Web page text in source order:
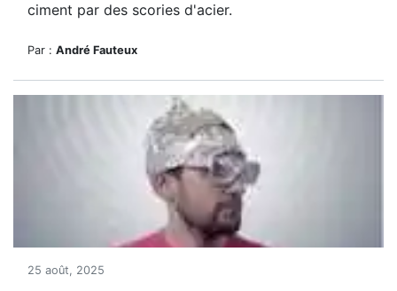
ciment par des scories d'acier.
Par : André Fauteux
25 août, 2025